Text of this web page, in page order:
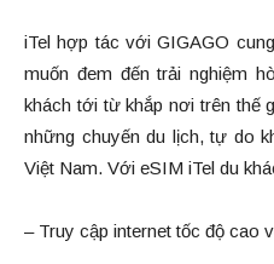
iTel hợp tác với GIGAGO
muốn đem đến trải nghiệm
khách tới từ khắp nơi trên thế
những chuyến du lịch, tự do
Việt Nam. Với eSIM iTel du
– Truy cập internet tốc độ cao